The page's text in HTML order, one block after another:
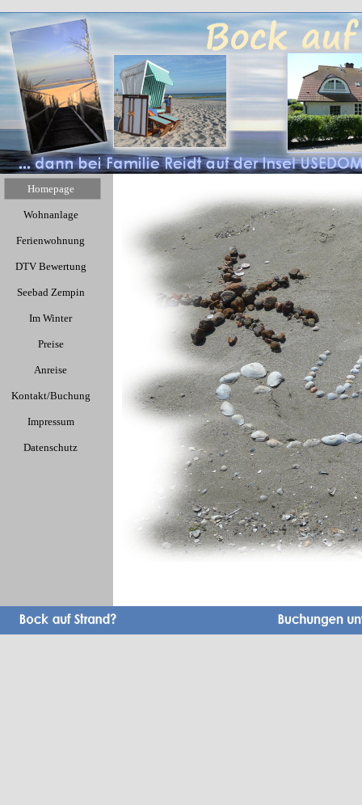
Homepage
Wohnanlage
Ferienwohnung
DTV Bewertung
Seebad Zempin
Im Winter
Preise
Anreise
Kontakt/Buchung
Impressum
Datenschutz